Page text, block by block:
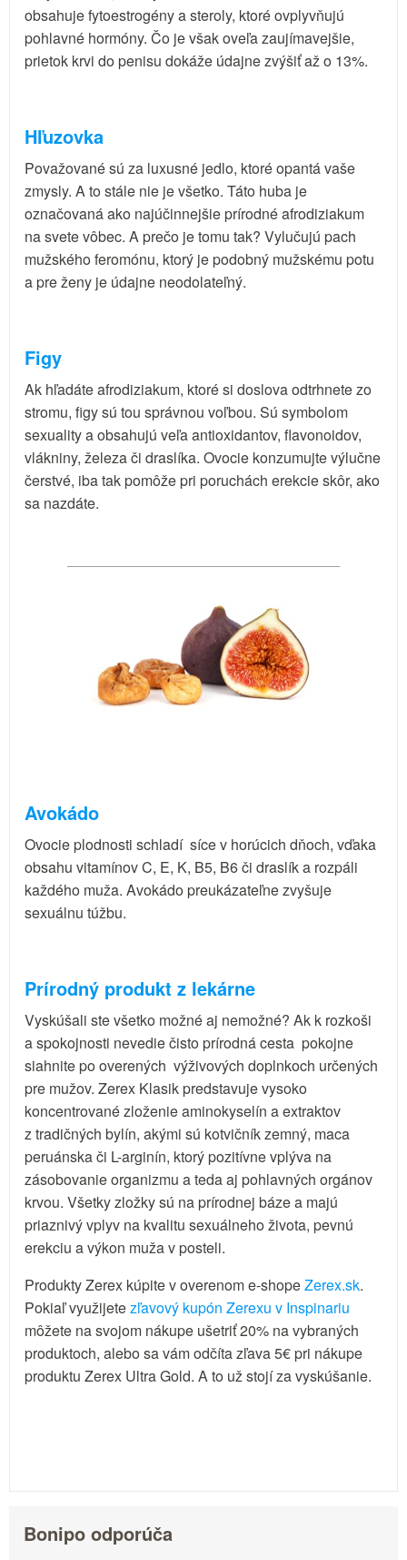
obsahuje fytoestrogény a steroly, ktoré ovplyvňujú
pohlavné hormóny. Čo je však oveľa zaujímavejšie,
prietok krvi do penisu dokáže údajne zvýšiť až o 13%.
Hľuzovka
Považované sú za luxusné jedlo, ktoré opantá vaše
zmysly. A to stále nie je všetko. Táto huba je
označovaná ako najúčinnejšie prírodné afrodiziakum
na svete vôbec. A prečo je tomu tak? Vylučujú pach
mužského feromónu, ktorý je podobný mužskému potu
a pre ženy je údajne neodolateľný.
Figy
Ak hľadáte afrodiziakum, ktoré si doslova odtrhnete zo
stromu, figy sú tou správnou voľbou. Sú symbolom
sexuality a obsahujú veľa antioxidantov, flavonoidov,
vlákniny, železa či draslíka. Ovocie konzumujte výlučne
čerstvé, iba tak pomôže pri poruchách erekcie skôr, ako
sa nazdáte.
Avokádo
Ovocie plodnosti schladí síce v horúcich dňoch, vďaka
obsahu vitamínov C, E, K, B5, B6 či draslík a rozpáli
každého muža. Avokádo preukázateľne zvyšuje
sexuálnu túžbu.
Prírodný produkt z lekárne
Vyskúšali ste všetko možné aj nemožné? Ak k rozkoši
a spokojnosti nevedie čisto prírodná cesta pokojne
siahnite po overených výživových doplnkoch určených
pre mužov. Zerex Klasik predstavuje vysoko
koncentrované zloženie aminokyselín a extraktov
z tradičných bylín, akými sú kotvičník zemný, maca
peruánska či L-arginín, ktorý pozitívne vplýva na
zásobovanie organizmu a teda aj pohlavných orgánov
krvou. Všetky zložky sú na prírodnej báze a majú
priaznivý vplyv na kvalitu sexuálneho života, pevnú
erekciu a výkon muža v posteli.
Produkty Zerex kúpite v overenom e-shopeZerex.sk.
Pokiaľ využijetezľavový kupón Zerexu v Inspinariu
môžete na svojom nákupe ušetriť 20% na vybraných
produktoch, alebo sa vám odčíta zľava 5€ pri nákupe
produktu Zerex Ultra Gold. A to už stojí za vyskúšanie.
Bonipo odporúča